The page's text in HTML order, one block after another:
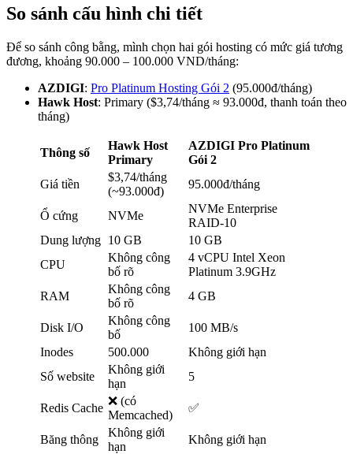
So sánh cấu hình chi tiết
Để so sánh công bằng, mình chọn hai gói hosting có mức giá tương
đương, khoảng 90.000 – 100.000 VND/tháng:
AZDIGI: Pro Platinum Hosting Gói 2 (95.000đ/tháng)
Hawk Host: Primary ($3,74/tháng ≈ 93.000đ, thanh toán theo
tháng)
Thông số
Hawk Host
Primary
AZDIGI Pro Platinum
Gói 2
Giá tiền
$3,74/tháng
(~93.000đ)
95.000đ/tháng
Ổ cứng NVMe
NVMe Enterprise
RAID-10
Dung lượng 10 GB
10 GB
CPU
Không công
bố rõ
4 vCPU Intel Xeon
Platinum 3.9GHz
RAM
Không công
bố rõ
4 GB
Disk I/O
Không công
bố
100 MB/s
Inodes
500.000
Không giới hạn
Số website
Không giới
hạn
5
Redis Cache
❌ (có
Memcached)
✅
Băng thông
Không giới
hạn
Không giới hạn